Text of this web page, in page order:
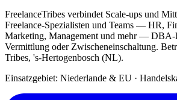
FreelanceTribes verbindet Scale-ups und
Freelance-Spezialisten und Teams — HR,
Marketing, Management und mehr — DBA-
Vermittlung oder Zwischeneinschaltung.
Tribes, 's-Hertogenbosch (NL).
Einsatzgebiet: Niederlande & EU ·